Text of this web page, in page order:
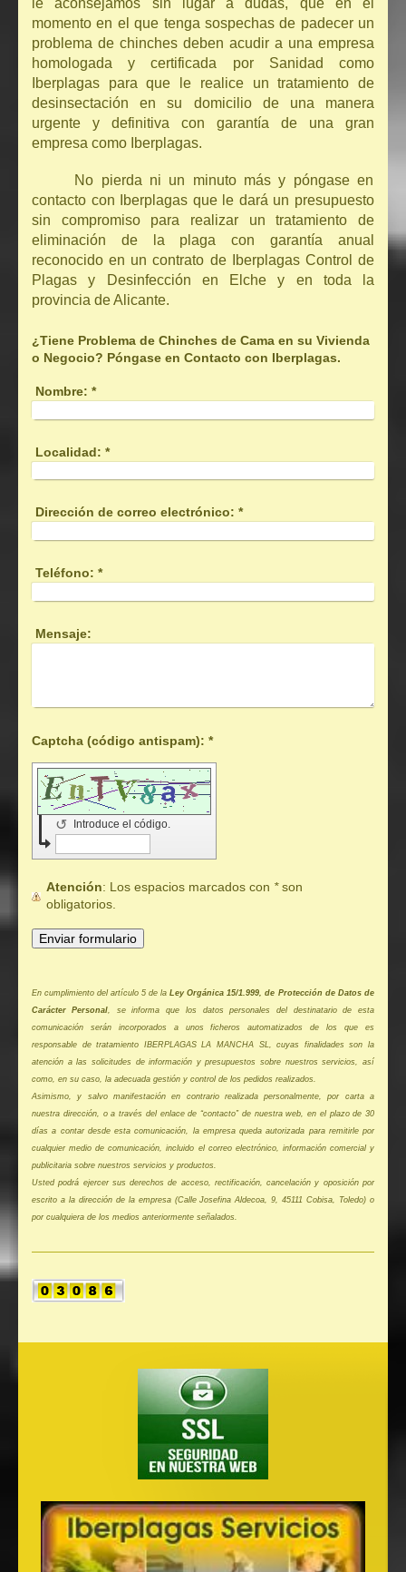
le aconsejamos sin lugar a dudas, que en el
momento en el que tenga sospechas de padecer un
problema de chinches deben acudir a una empresa
homologada y certificada por Sanidad como
Iberplagas para que le realice un tratamiento de
desinsectación en su domicilio de una manera
urgente y definitiva con garantía de una gran
empresa como Iberplagas.
No pierda ni un minuto más y póngase en
contacto con Iberplagas que le dará un presupuesto
sin compromiso para realizar un tratamiento de
eliminación de la plaga con garantía anual
reconocido en un contrato de Iberplagas Control de
Plagas y Desinfección en Elche y en toda la
provincia de Alicante.
¿Tiene Problema de Chinches de Cama en su Vivienda
o Negocio? Póngase en Contacto con Iberplagas.
Nombre: *
Localidad: *
Dirección de correo electrónico: *
Teléfono: *
Mensaje:
Captcha (código antispam): *
Introduce el código.
↺
Atención : Los espacios marcados con *son
obligatorios.
En cumplimiento del artículo 5 de la Ley Orgánica 15/1.999, de Protección de Datos de
Carácter Personal , se informa que los datos personales del destinatario de esta
comunicación serán incorporados a unos ficheros automatizados de los que es
responsable de tratamiento IBERPLAGAS LA MANCHA SL, cuyas finalidades son la
atención a las solicitudes de información y presupuestos sobre nuestros servicios, así
como, en su caso, la adecuada gestión y control de los pedidos realizados.
Asimismo, y salvo manifestación en contrario realizada personalmente, por carta a
nuestra dirección, o a través del enlace de “contacto” de nuestra web, en el plazo de 30
días a contar desde esta comunicación, la empresa queda autorizada para remitirle por
cualquier medio de comunicación, incluido el correo electrónico, información comercial y
publicitaria sobre nuestros servicios y productos.
Usted podrá ejercer sus derechos de acceso, rectificación, cancelación y oposición por
escrito a la dirección de la empresa (Calle Josefina Aldecoa, 9, 45111 Cobisa, Toledo) o
por cualquiera de los medios anteriormente señalados.